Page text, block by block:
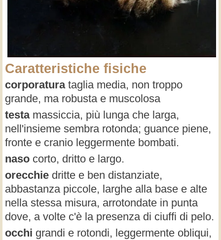
Caratteristiche fisiche
corporatura taglia media, non troppo
grande, ma robusta e muscolosa
testa massiccia, più lunga che larga,
nell'insieme sembra rotonda; guance piene,
fronte e cranio leggermente bombati.
naso corto, dritto e largo.
orecchie dritte e ben distanziate,
abbastanza piccole, larghe alla base e alte
nella stessa misura, arrotondate in punta
dove, a volte c'è la presenza di ciuffi di pelo.
occhi grandi e rotondi, leggermente obliqui,